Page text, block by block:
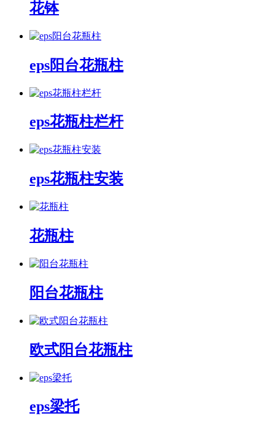
花钵
eps阳台花瓶柱
eps花瓶柱栏杆
eps花瓶柱安装
花瓶柱
阳台花瓶柱
欧式阳台花瓶柱
eps梁托